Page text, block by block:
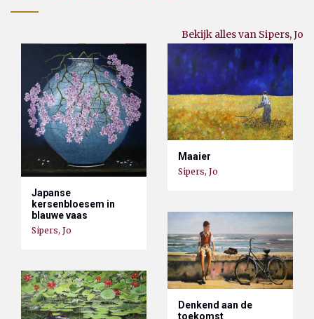
Bekijk alles van Sipers, Jo
Japanse
kersenbloesem in
blauwe vaas
Sipers, Jo
Maaier
Sipers, Jo
Denkend aan de
toekomst